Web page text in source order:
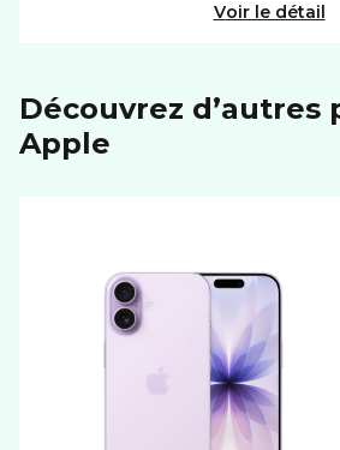
Voir le détail
Découvrez d’autres
apple